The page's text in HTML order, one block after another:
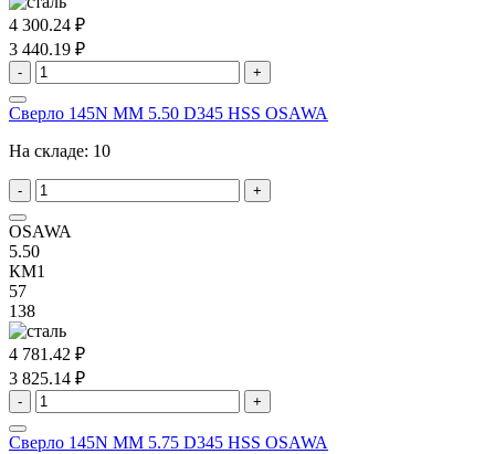
4 300.24 ₽
3 440.19 ₽
- +
Сверло 145N MM 5.50 D345 HSS OSAWA
На складе: 10
- +
OSAWA
5.50
КМ1
57
138
4 781.42 ₽
3 825.14 ₽
- +
Сверло 145N MM 5.75 D345 HSS OSAWA